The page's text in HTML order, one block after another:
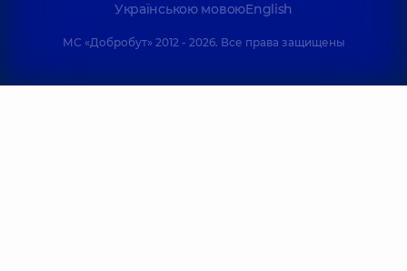
Українською мовоюEnglish
МС «Добробут» 2012 - 2026. Все права защищены